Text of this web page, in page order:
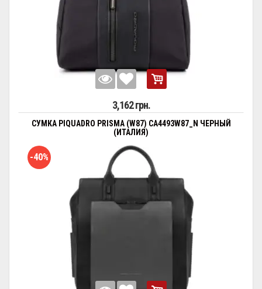
3,162 грн.
СУМКА PIQUADRO PRISMA (W87) CA4493W87_N ЧЕРНЫЙ
(ИТАЛИЯ)
-40%